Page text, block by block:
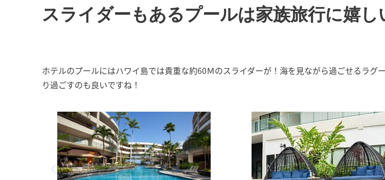
スライダーもあるプールは家族旅行に嬉し
ホテルのプールにはハワイ島では貴重な約60Ｍのスライダーが！海を見ながら過ごせるラグ
り過ごすのも良いですね！